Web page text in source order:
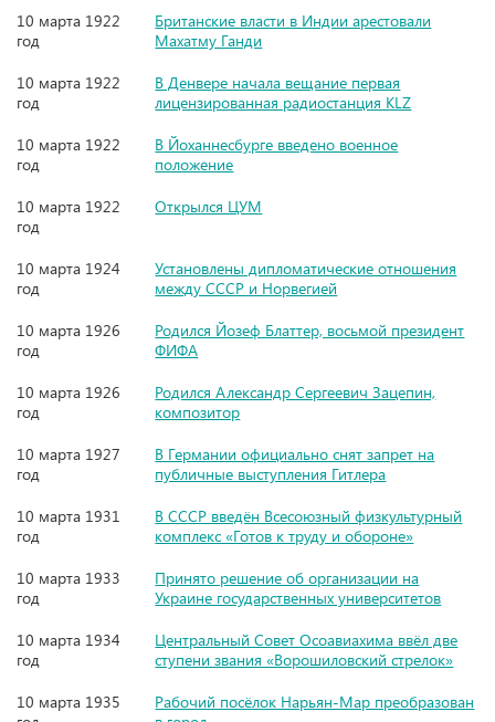
10 марта 1922
год
Британские власти в Индии арестовали
Махатму Ганди
10 марта 1922
год
В Денвере начала вещание первая
лицензированная радиостанция KLZ
10 марта 1922
год
В Йоханнесбурге введено военное
положение
10 марта 1922
год
Открылся ЦУМ
10 марта 1924
год
Установлены дипломатические отношения
между СССР и Норвегией
10 марта 1926
год
Родился Йозеф Блаттер, восьмой президент
ФИФА
10 марта 1926
год
Родился Александр Сергеевич Зацепин,
композитор
10 марта 1927
год
В Германии официально снят запрет на
публичные выступления Гитлера
10 марта 1931
год
В СССР введён Всесоюзный физкультурный
комплекс «Готов к труду и обороне»
10 марта 1933
год
Принято решение об организации на
Украине государственных университетов
10 марта 1934
год
Центральный Совет Осоавиахима ввёл две
ступени звания «Ворошиловский стрелок»
10 марта 1935
Рабочий посёлок Нарьян-Мар преобразован